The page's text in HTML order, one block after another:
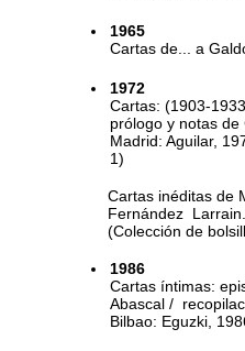
1965
Cartas de... a
1972
Cartas: (1903-
prólogo y notas
Madrid: Aguilar,
1)
Cartas inéditas de
Fernández
(Colección de
1986
Cartas íntimas:
Abascal /
Bilbao: Eguzki,